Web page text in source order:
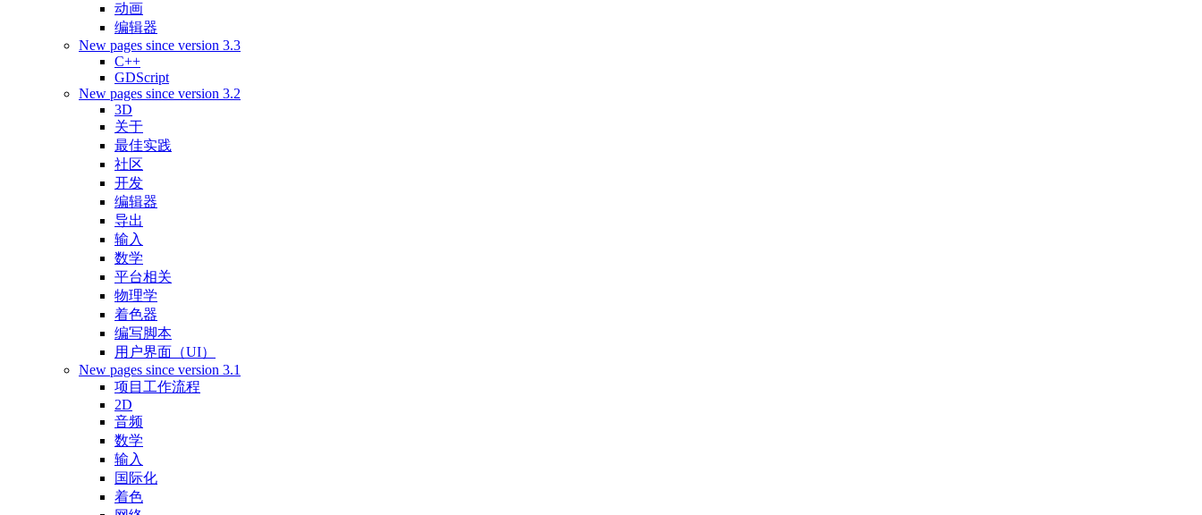
动画
编辑器
New pages since version 3.3
C++
GDScript
New pages since version 3.2
3D
关于
最佳实践
社区
开发
编辑器
导出
输入
数学
平台相关
物理学
着色器
编写脚本
用户界面（UI）
New pages since version 3.1
项目工作流程
2D
音频
数学
输入
国际化
着色